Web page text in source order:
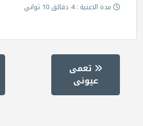
مدة الاغنية : 4 دقائق 10 ثواني
تعمى
عيونى